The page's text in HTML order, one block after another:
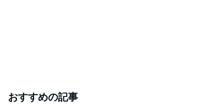
おすすめの記事